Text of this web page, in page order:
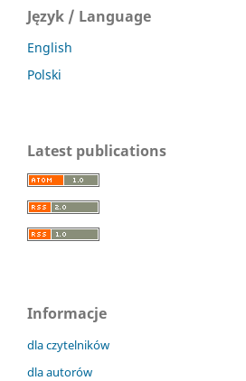
Język / Language
English
Polski
Latest publications
Informacje
dla czytelników
dla autorów